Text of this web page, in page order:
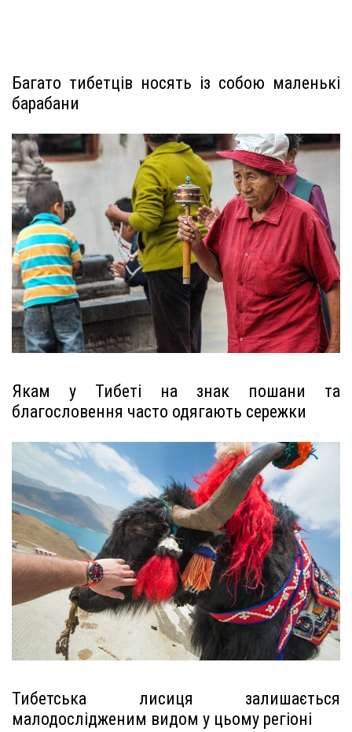
Багато тибетців носять із собою маленькі
барабани
Якам у Тибеті на знак пошани та
благословення часто одягають сережки
Тибетська лисиця залишається
малодослідженим видом у цьому регіоні